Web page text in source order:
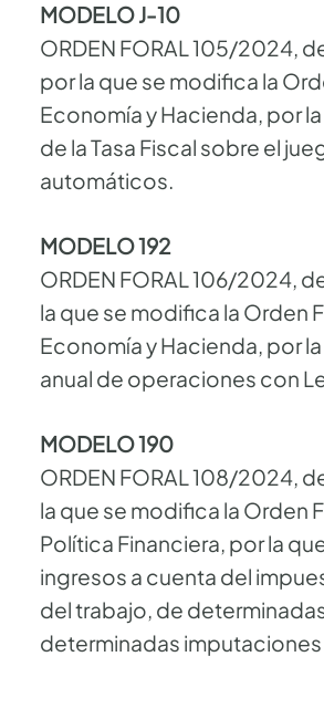
MODELO J-10
ORDEN FORAL 105/2024,
por la que se modifica la
Economía y Hacienda, por
de la Tasa Fiscal sobre el
automáticos.
MODELO 192
ORDEN FORAL 106/2024,
la que se modifica la Orden
Economía y Hacienda, por
anual de operaciones con
MODELO 190
ORDEN FORAL 108/2024,
la que se modifica la Orden
Política Financiera, por la
ingresos a cuenta del
del trabajo, de
determinadas imputaciones